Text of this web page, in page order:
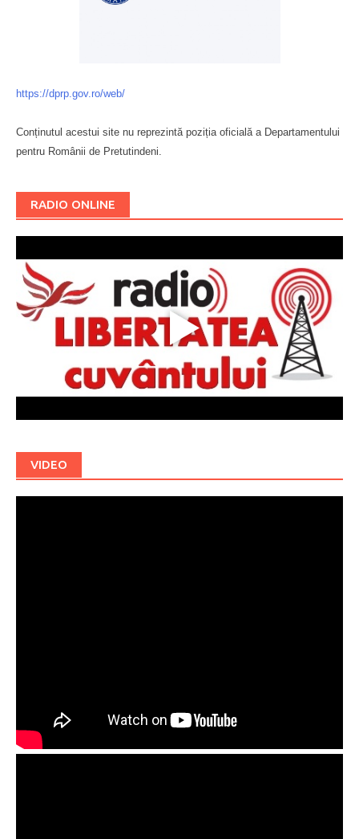
https://dprp.gov.ro/web/
Conținutul acestui site nu reprezintă poziția oficială a Departamentului
pentru Românii de Pretutindeni.
RADIO ONLINE
VIDEO